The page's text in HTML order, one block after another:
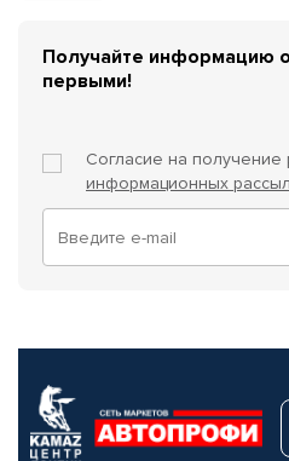
Получайте информацию
первыми!
Согласие на получение
информационных